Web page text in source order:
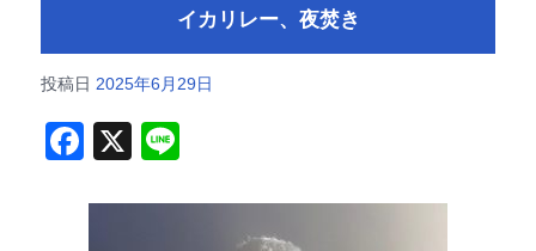
イカリレー、夜焚き
投稿日 2025年6月29日
F
c
X
e